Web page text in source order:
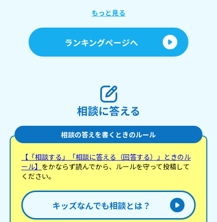
もっと見る
ランキングページへ
相談に答える
相談の答えを書くときのルール
【「相談する」「相談に答える（回答する）」ときのル
ール】 をかならず読んでから、ルールを守って投稿して
ください。
キッズなんでも相談とは？